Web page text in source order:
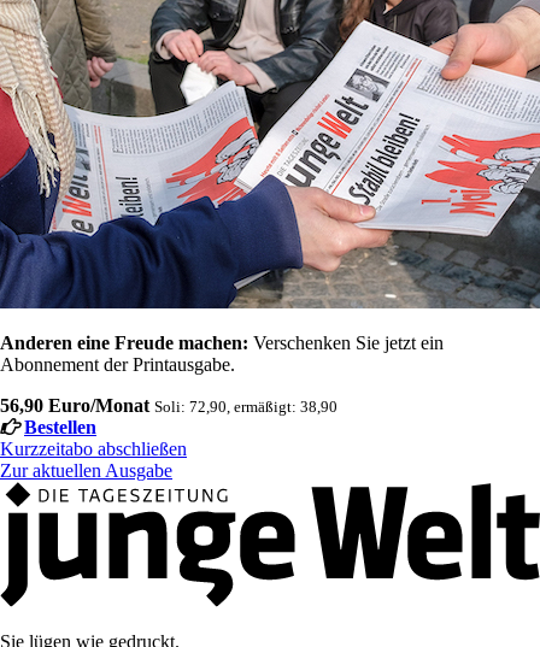
Anderen eine Freude machen: Verschenken Sie jetzt ein
Abonnement der Printausgabe.
56,90 Euro/Monat Soli: 72,90, ermäßigt: 38,90
Bestellen
Kurzzeitabo abschließen
Zur aktuellen Ausgabe
Sie lügen wie gedruckt.